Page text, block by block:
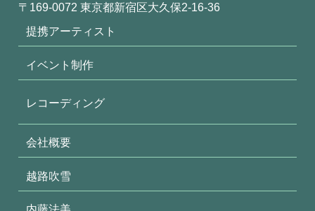
〒169-0072 東京都新宿区大久保2-16-36
提携アーティスト
イベント制作
レコーディング
会社概要
越路吹雪